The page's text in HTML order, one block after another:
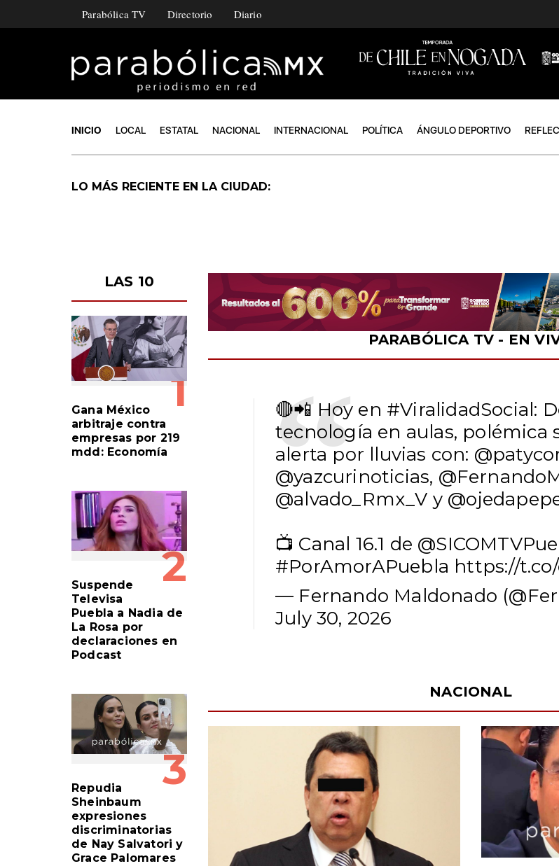
Parabólica TV Directorio Diario
INICIO LOCAL ESTATAL NACIONAL INTERNACIONAL POLÍTICA ÁNGULO DEPORTIVO
LO MÁS RECIENTE EN LA CIUDAD:
LAS 10
1
Gana México
arbitraje contra
empresas por 219
mdd: Economía
2
Suspende
Televisa
Puebla a Nadia de
La Rosa por
declaraciones en
Podcast
3
Repudia
Sheinbaum
expresiones
discriminatorias
de Nay Salvatori y
Grace Palomares
PARABÓLICA TV - EN
🔴📲 Hoy en #ViralidadSocial:
tecnología en aulas, polémica
alerta por lluvias con:
@yazcurinoticias,
@alvado_Rmx_V y
📺 Canal 16.1 de @SICOMTVPue
#PorAmorAPuebla https://
— Fernando Maldonado
July 30, 2026
NACIONAL